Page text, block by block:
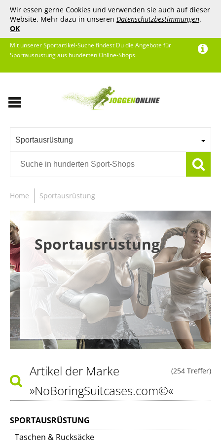
Wir essen gerne Cookies und verwenden sie auch auf dieser
Website. Mehr dazu in unseren Datenschutzbestimmungen.
OK
Mit unserer Sportartikel-Suche findest Du die Angebote für
Sportausrüstung aus hunderten Online-Shops.
Sportausrüstung
Home Sportausrüstung
Sportausrüstung
(254 Treffer)
Artikel der Marke
»NoBoringSuitcases.com©«
SPORTAUSRÜSTUNG
Taschen & Rucksäcke